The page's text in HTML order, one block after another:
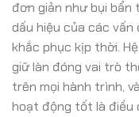
đơn giản như bụi bẩn
dấu hiệu của các
khắc phục kịp thời.
giữ làn đóng vai trò
trên mọi hành trình,
hoạt động tốt là điều